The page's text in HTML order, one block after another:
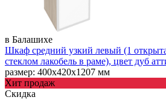
в Балашихе
Шкаф средний узкий левый (1
стеклом лакобель в раме), цвет дуб
размер: 400х420х1207 мм
Хит продаж
Скидка